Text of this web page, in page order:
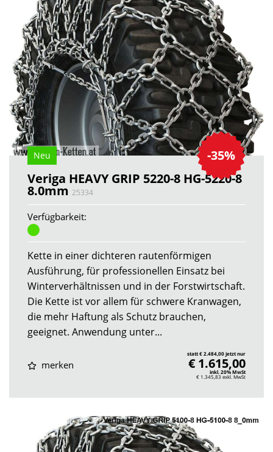
-35%
Neu
Veriga HEAVY GRIP 5220-8 HG-5220-8
8.0mm 25334
Verfügbarkeit:
Kette in einer dichteren rautenförmigen
Ausführung, für professionellen Einsatz bei
Winterverhältnissen und in der Forstwirtschaft.
Die Kette ist vor allem für schwere Kranwagen,
die mehr Haftung als Schutz brauchen,
geeignet. Anwendung unter...
merken
statt € 2.484,00 jetzt nur
€ 1.615,00
inkl. 20% MwSt
€ 1.345,83 exkl. MwSt